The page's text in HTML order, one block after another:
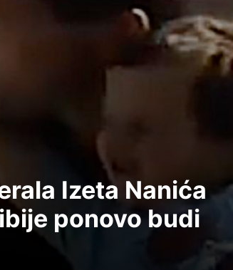
Izeta Nanića
ponovo budi